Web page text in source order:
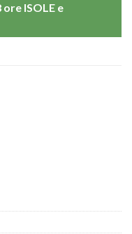
ore ISOLE e
Black HI-Brush Con